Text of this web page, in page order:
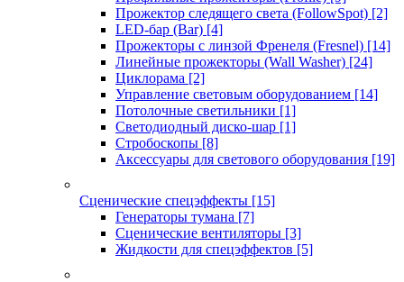
Прожектор следящего света (FollowSpot) [2]
LED-бар (Bar) [4]
Прожекторы с линзой Френеля (Fresnel) [14]
Линейные прожекторы (Wall Washer) [24]
Циклорама [2]
Управление световым оборудованием [14]
Потолочные светильники [1]
Светодиодный диско-шар [1]
Стробоскопы [8]
Аксессуары для светового оборудования [19]
Сценические спецэффекты [15]
Генераторы тумана [7]
Сценические вентиляторы [3]
Жидкости для спецэффектов [5]